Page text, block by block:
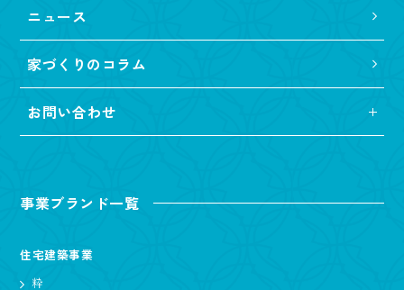
ニュース
家づくりのコラム
お問い合わせ
事業ブランド一覧
住宅建築事業
粋